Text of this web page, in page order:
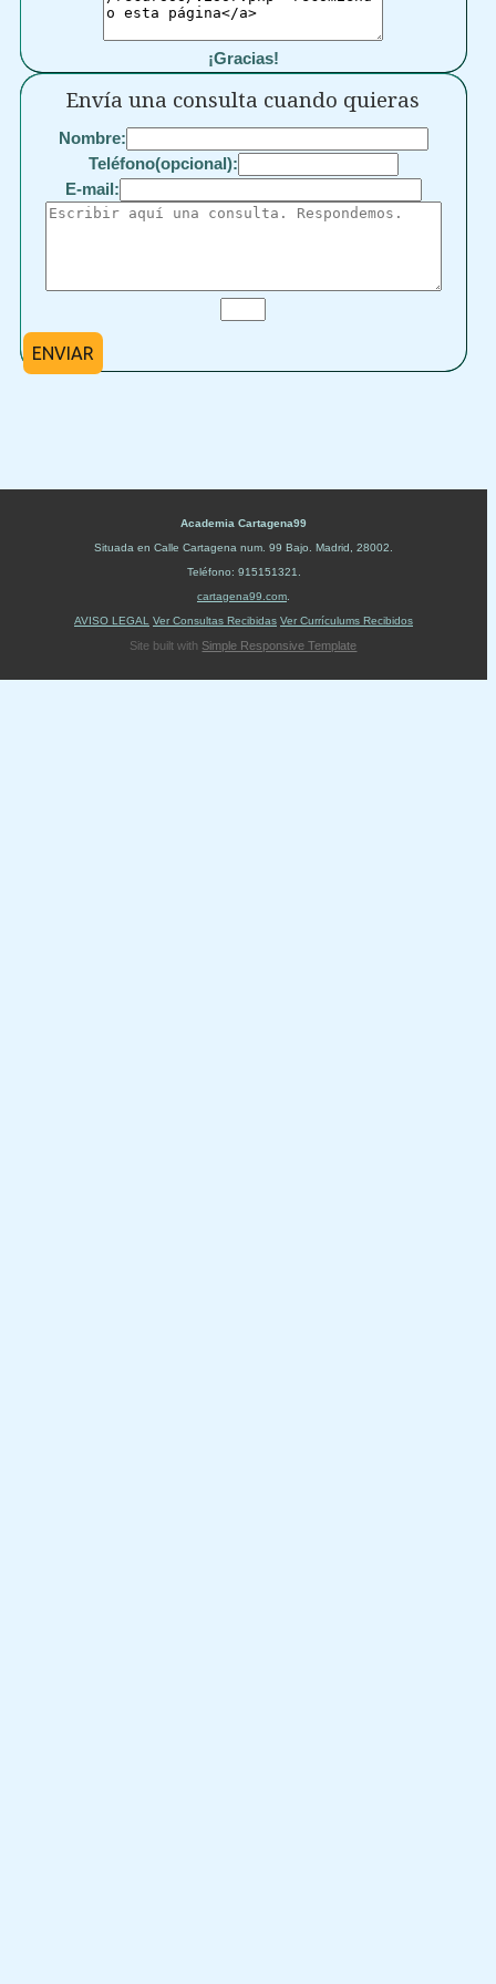
¡Gracias!
Envía una consulta cuando quieras
Nombre:
Teléfono(opcional):
E-mail:
ENVIAR
Academia Cartagena99
Situada en Calle Cartagena num. 99 Bajo Madrid 28002
Teléfono: 915151321
cartagena99.com
AVISO LEGAL
Ver Consultas Recibidas Ver Currículums Recibidos
Site built with Simple Responsive Template